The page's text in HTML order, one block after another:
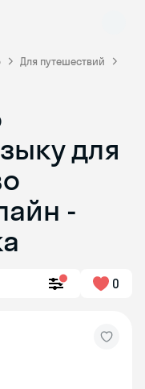
Для путешествий
для
-
0